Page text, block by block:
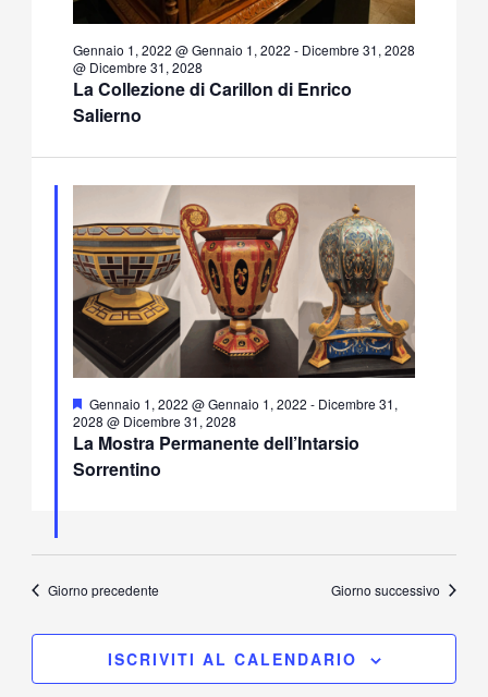
La Collezione di Carillon di Enrico
Salierno
Gennaio 1, 2022 @ Gennaio 1, 2022 - Dicembre 31, 2028
@ Dicembre 31, 2028
La Mostra Permanente dell’Intarsio
Sorrentino
Segnalati
Gennaio 1, 2022 @ Gennaio 1, 2022 - Dicembre 31,
2028 @ Dicembre 31, 2028
Giorno precedente Giorno successivo
ISCRIVITI AL CALENDARIO